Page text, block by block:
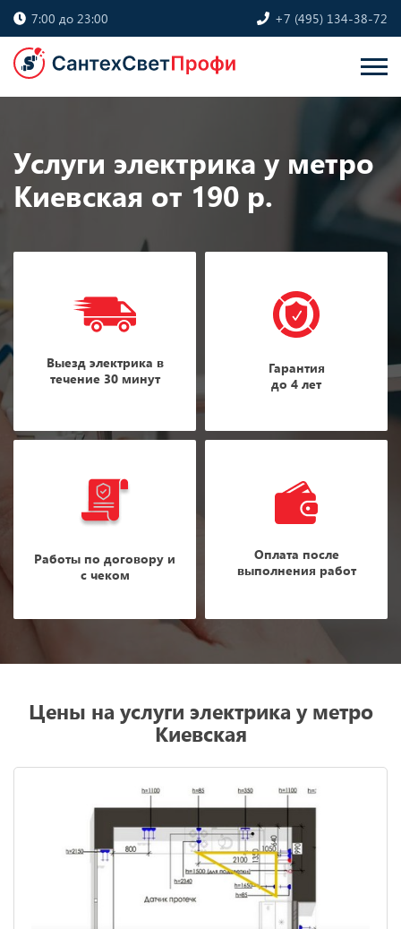
7:00 до 23:00 +7 (495) 134-38-72
Услуги электрика у метро
Киевская от 190 р.
Выезд электрика в
течение 30 минут
Гарантия
до 4 лет
Работы по договору и
с чеком
Оплата после
выполнения работ
Цены на услуги электрика у метро
Киевская